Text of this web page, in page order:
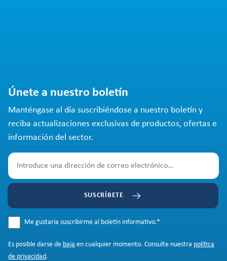
Únete a nuestro boletín
Manténgase al día suscribiéndose a nuestro boletín y
reciba actualizaciones exclusivas de productos, ofertas e
información del sector.
SUSCRÍBETE
Me gustaría suscribirme al boletín informativo.*
Es posible darse de baja en cualquier momento. Consulte nuestra política
de privacidad.